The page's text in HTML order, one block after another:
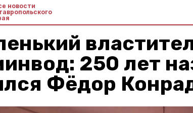
новости
250 лет
Фёдор